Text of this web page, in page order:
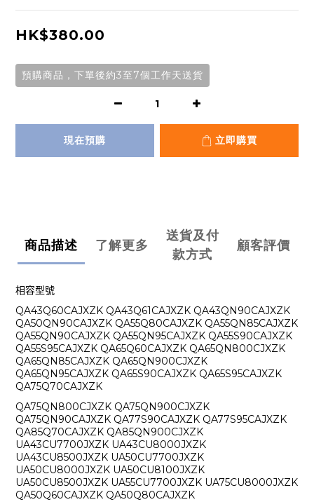
HK$380.00
預購商品，下單後約3至7個工作天送貨
現在預購 立即購買
商品描述 了解更多
送貨及付
款方式
顧客評價
相容型號
QA43Q60CAJXZK QA43Q61CAJXZK QA43QN90CAJXZK
QA50QN90CAJXZK QA55Q80CAJXZK QA55QN85CAJXZK
QA55QN90CAJXZK QA55QN95CAJXZK QA55S90CAJXZK
QA55S95CAJXZK QA65Q60CAJXZK QA65QN800CJXZK
QA65QN85CAJXZK QA65QN900CJXZK
QA65QN95CAJXZK QA65S90CAJXZK QA65S95CAJXZK
QA75Q70CAJXZK
QA75QN800CJXZK QA75QN900CJXZK
QA75QN90CAJXZK QA77S90CAJXZK QA77S95CAJXZK
QA85Q70CAJXZK QA85QN900CJXZK
UA43CU7700JXZK UA43CU8000JXZK
UA43CU8500JXZK UA50CU7700JXZK
UA50CU8000JXZK UA50CU8100JXZK
UA50CU8500JXZK UA55CU7700JXZK UA75CU8000JXZK
QA50Q60CAJXZK QA50Q80CAJXZK